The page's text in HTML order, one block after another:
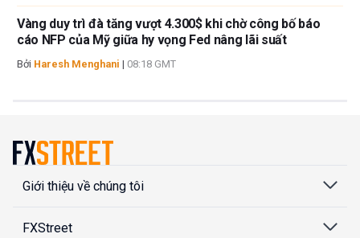
Vàng duy trì đà tăng vượt 4.300$ khi chờ công bố báo
cáo NFP của Mỹ giữa hy vọng Fed nâng lãi suất
Bởi Haresh Menghani | 08:18 GMT
Giới thiệu về chúng tôi
FXStreet